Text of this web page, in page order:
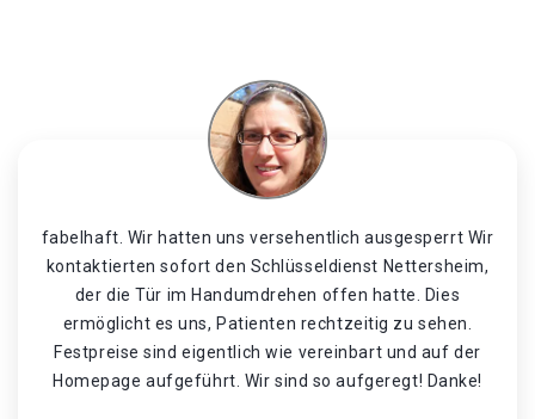
fabelhaft. Wir hatten uns versehentlich ausgesperrt Wir
kontaktierten sofort den Schlüsseldienst Nettersheim,
der die Tür im Handumdrehen offen hatte. Dies
ermöglicht es uns, Patienten rechtzeitig zu sehen.
Festpreise sind eigentlich wie vereinbart und auf der
Homepage aufgeführt. Wir sind so aufgeregt! Danke!